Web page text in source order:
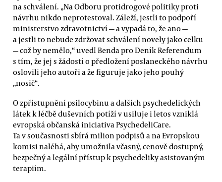
na schválení. „Na Odboru protidrogové politiky proti
návrhu nikdo neprotestoval. Záleží, jestli to podpoří
ministerstvo zdravotnictví — a vypadá to, že ano —
a jestli to nebude zdržovat schválení novely jako celku
— což by nemělo,“ uvedl Benda pro Deník Referendum
s tím, že jej s žádostí o předložení poslaneckého návrhu
oslovili jeho autoři a že figuruje jako jeho pouhý
„nosič“.
O zpřístupnění psilocybinu a dalších psychedelických
látek k léčbě duševních potíží v usiluje i letos vzniklá
evropská občanská iniciativa PsychedeliCare.
Ta v současnosti sbírá milion podpisů a na Evropskou
komisi naléhá, aby umožnila včasný, cenově dostupný,
bezpečný a legální přístup k psychedeliky asistovaným
terapiím.